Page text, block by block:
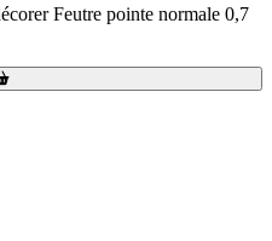
Feutre pointe normale 0,7